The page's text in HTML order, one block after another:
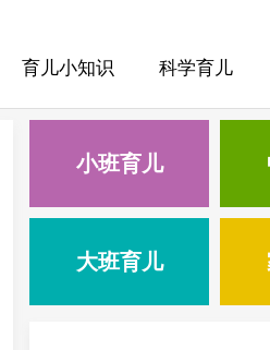
育儿小知识 科学育儿
小班育儿
大班育儿